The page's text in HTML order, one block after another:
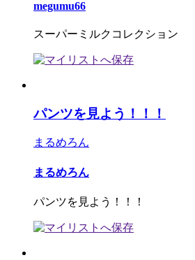
megumu66
スーパーミルクコレクション
パンツを見よう！！！
まるめろん
まるめろん
パンツを見よう！！！